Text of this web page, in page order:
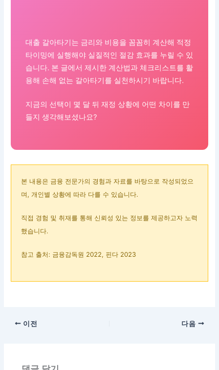
대출 갈아타기는 금리와 비용을 꼼꼼히 계산해 적정
타이밍에 실행해야 실질적인 절감 효과를 누릴 수 있
습니다. 본 글에서 제시한 계산법과 체크리스트를 활
용해 손해 없는 갈아타기를 실천하시기 바랍니다.
지금의 선택이 몇 달 뒤 재정 상황에 어떤 차이를 만
들지 생각해보셨나요?
본 내용은 금융 전문가의 경험과 자료를 바탕으로 작성되었으
며, 개인별 상황에 따라 다를 수 있습니다.
직접 경험 및 취재를 통해 신뢰성 있는 정보를 제공하고자 노력
했습니다.
참고 출처: 금융감독원 2022, 핀다 2023
이전 다음